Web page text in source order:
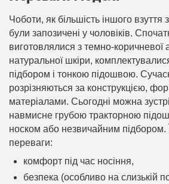
Чоботи, як більшість іншого взуття
були запозичені у чоловіків.
виготовлялися з темно-коричневої
натуральної шкіри,
підбором і тонкою підошвою.
розрізняються за конструкцією,
матеріалами. Сьогодні можна
навмисне грубою тракторною
носком або незвичайним підбором.
переваги:
комфорт під час носіння,
безпека (особливо на слизькій